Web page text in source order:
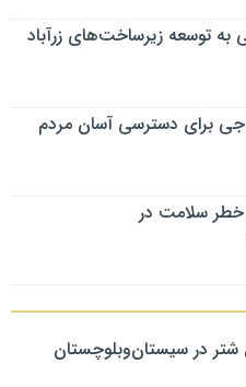
توسعه زیرساخت‌های زرآباد
برای دسترسی آسان مردم
سلامت در
در سیستان‌وبلوچستان